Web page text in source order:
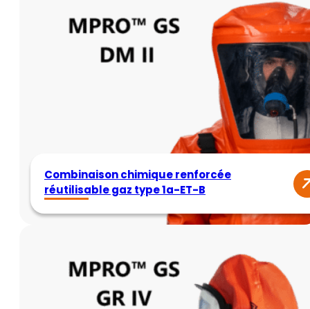
Combinaison chimique renforcée
réutilisable gaz type 1a-ET-B